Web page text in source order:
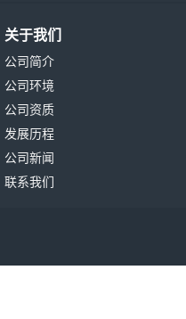
关于我们
公司简介
公司环境
公司资质
发展历程
公司新闻
联系我们